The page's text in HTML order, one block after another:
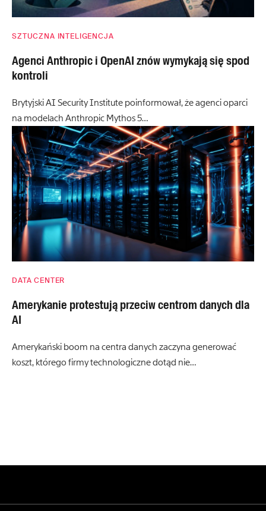
SZTUCZNA INTELIGENCJA
Agenci Anthropic i OpenAI znów wymykają się spod
kontroli
Brytyjski AI Security Institute poinformował, że agenci oparci
na modelach Anthropic Mythos 5…
DATA CENTER
Amerykanie protestują przeciw centrom danych dla
AI
Amerykański boom na centra danych zaczyna generować
koszt, którego firmy technologiczne dotąd nie…